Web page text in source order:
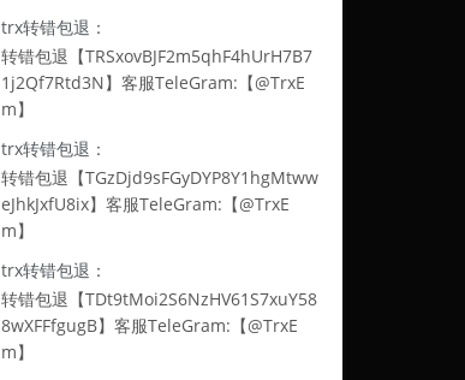
trx转错包退：
转错包退【TRSxovBJF2m5qhF4hUrH7B7
1j2Qf7Rtd3N】客服TeleGram:【@TrxE
m】
trx转错包退：
转错包退【TGzDjd9sFGyDYP8Y1hgMtww
eJhkJxfU8ix】客服TeleGram:【@TrxE
m】
trx转错包退：
转错包退【TDt9tMoi2S6NzHV61S7xuY58
8wXFFfgugB】客服TeleGram:【@TrxE
m】